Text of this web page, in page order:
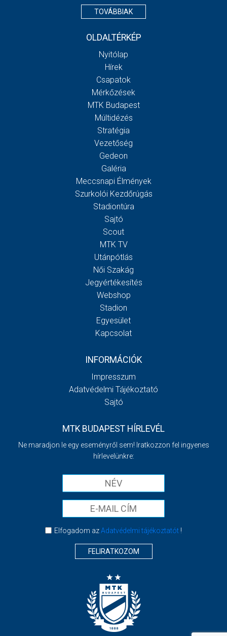
TOVÁBBIAK
OLDALTÉRKÉP
Nyitólap
Hírek
Csapatok
Mérkőzések
MTK Budapest
Múltidézés
Stratégia
Vezetőség
Gedeon
Galéria
Meccsnapi Élmények
Szurkolói Kezdőrúgás
Stadiontúra
Sajtó
Scout
MTK TV
Utánpótlás
Női Szakág
Jegyértékesítés
Webshop
Stadion
Egyesület
Kapcsolat
INFORMÁCIÓK
Impresszum
Adatvédelmi Tájékoztató
Sajtó
MTK BUDAPEST HÍRLEVÉL
Ne maradjon le egy eseményről sem! Iratkozzon fel ingyenes
hírlevelünkre:
Elfogadom azAdatvédelmi tájékoztatót!
FELIRATKOZOM